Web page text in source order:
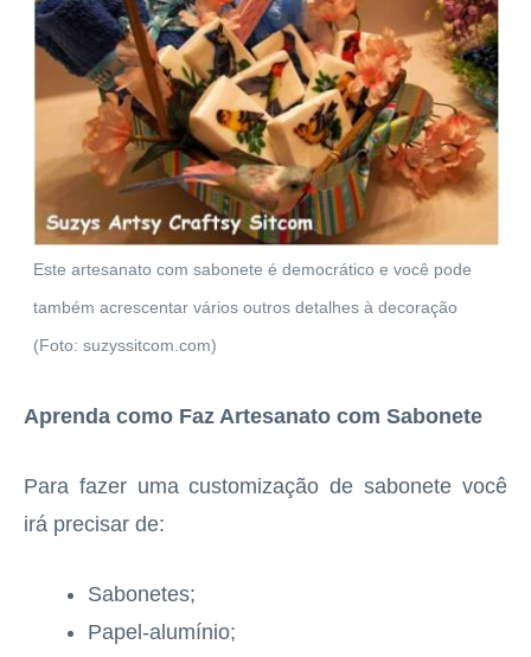
Este artesanato com sabonete é democrático e você pode
também acrescentar vários outros detalhes à decoração
(Foto: suzyssitcom.com)
Aprenda como Faz Artesanato com Sabonete
Para fazer uma customização de sabonete você
irá precisar de:
Sabonetes;
Papel-alumínio;